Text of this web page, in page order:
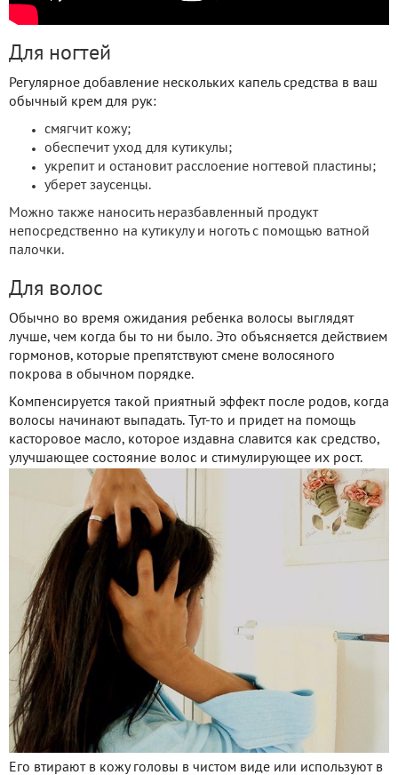
Для ногтей
Регулярное добавление нескольких капель средства в ваш
обычный крем для рук:
смягчит кожу;
обеспечит уход для кутикулы;
укрепит и остановит расслоение ногтевой пластины;
уберет заусенцы.
Можно также наносить неразбавленный продукт
непосредственно на кутикулу и ноготь с помощью ватной
палочки.
Для волос
Обычно во время ожидания ребенка волосы выглядят
лучше, чем когда бы то ни было. Это объясняется действием
гормонов, которые препятствуют смене волосяного
покрова в обычном порядке.
Компенсируется такой приятный эффект после родов, когда
волосы начинают выпадать. Тут-то и придет на помощь
касторовое масло, которое издавна славится как средство,
улучшающее состояние волос и стимулирующее их рост.
Его втирают в кожу головы в чистом виде или используют в